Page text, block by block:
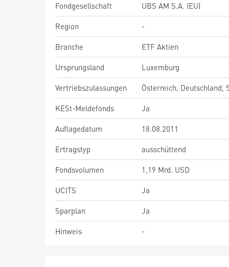
Fondgesellschaft
UBS AM S.A. (EU)
Region
-
Branche
ETF Aktien
Ursprungsland
Luxemburg
Vertriebszulassungen
Österreich, Deutschland,
KESt-Meldefonds
Ja
Auflagedatum
18.08.2011
Ertragstyp
ausschüttend
Fondsvolumen
1,19 Mrd. USD
UCITS
Ja
Sparplan
Ja
Hinweis
-